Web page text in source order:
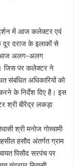
में आज कलेक्टर एवं
के दूर दराज के इलाकों से
में आज अलग-अलग
जिस पर कलेक्टर ने
संबंधित अधिकारियों को
के निर्देश दिए है। इस
श्री बीरेंद्र लकड़ा
श्री मनोज गोस्वामी
हसौद अंतर्गत ग्राम
पिसौद सरपंच पर